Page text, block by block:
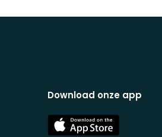
Download onze app
App
Store